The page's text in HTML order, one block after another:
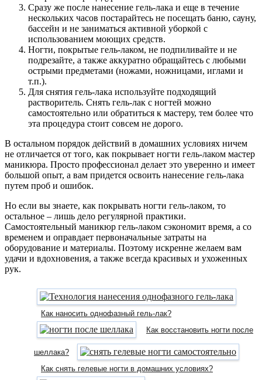
Сразу же после нанесение гель-лака и еще в течение
нескольких часов постарайтесь не посещать баню, сауну,
бассейн и не заниматься активной уборкой с
использованием моющих средств.
Ногти, покрытые гель-лаком, не подпиливайте и не
подрезайте, а также аккуратно обращайтесь с любыми
острыми предметами (ножами, ножницами, иглами и
т.п.).
Для снятия гель-лака используйте подходящий
растворитель. Снять гель-лак с ногтей можно
самостоятельно или обратиться к мастеру, тем более что
эта процедура стоит совсем не дорого.
В остальном порядок действий в домашних условиях ничем
не отличается от того, как покрывает ногти гель-лаком мастер
маникюра. Просто профессионал делает это уверенно и имеет
большой опыт, а вам придется освоить нанесение гель-лака
путем проб и ошибок.
Но если вы знаете, как покрывать ногти гель-лаком, то
остальное – лишь дело регулярной практики.
Самостоятельный маникюр гель-лаком сэкономит время, а со
временем и оправдает первоначальные затраты на
оборудование и материалы. Поэтому искренне желаем вам
удачи и вдохновения, а также всегда красивых и ухоженных
рук.
Как наносить однофазный гель-лак?
Как восстановить ногти после
шеллака?
Как снять гелевые ногти в домашних условиях?